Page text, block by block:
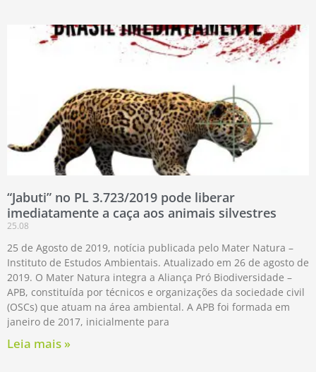
“Jabuti” no PL 3.723/2019 pode liberar
imediatamente a caça aos animais silvestres
25.08
25 de Agosto de 2019, notícia publicada pelo Mater Natura –
Instituto de Estudos Ambientais. Atualizado em 26 de agosto de
2019. O Mater Natura integra a Aliança Pró Biodiversidade –
APB, constituída por técnicos e organizações da sociedade civil
(OSCs) que atuam na área ambiental. A APB foi formada em
janeiro de 2017, inicialmente para
Leia mais »